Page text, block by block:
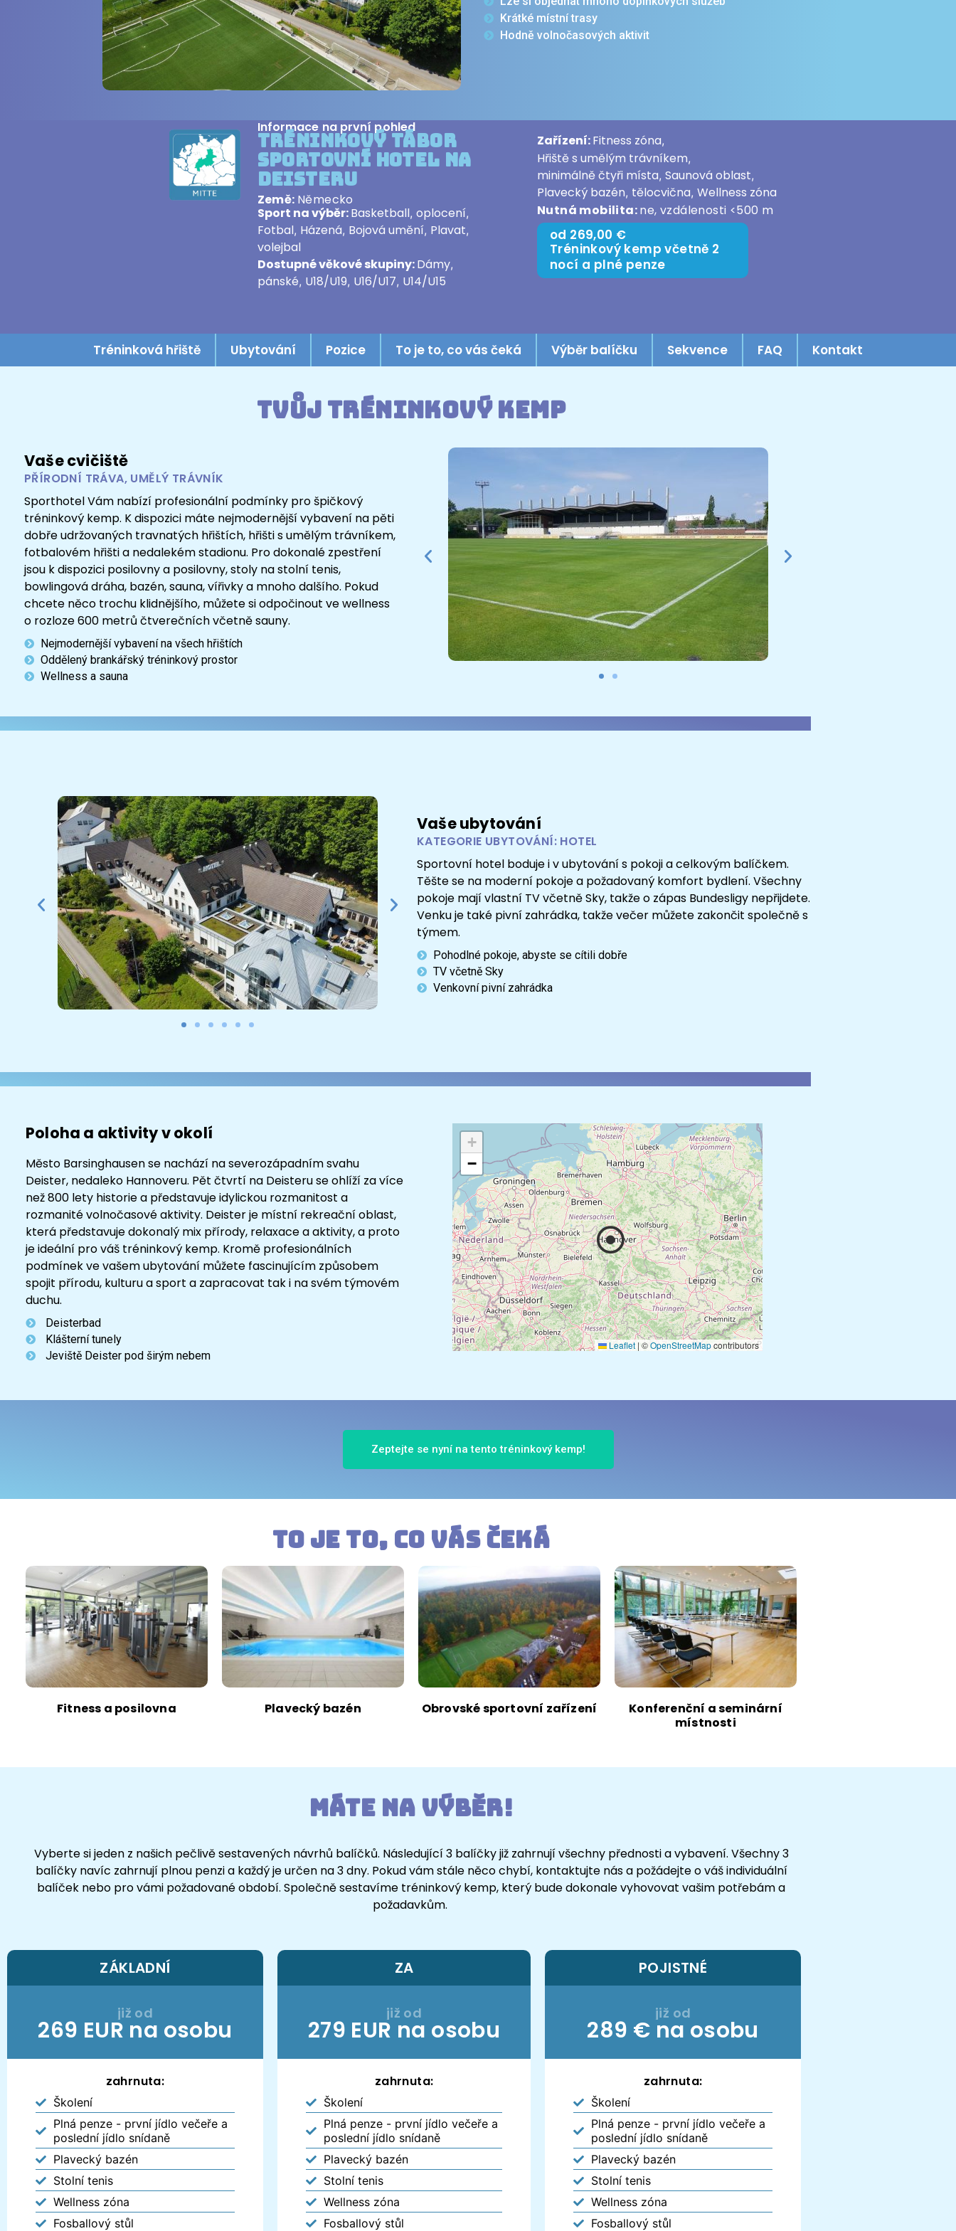
Krátké místní trasy
Hodně volnočasových aktivit
Informace na první pohled
Tréninkový tábor
Sportovní hotel na
Deisteru
Země: Německo
Sport na výběr:Basketball, oplocení,
Fotbal, Házená, Bojová umění, Plavat,
volejbal
Dostupné věkové skupiny:Dámy,
pánské, U18/U19, U16/U17, U14/U15
Zařízení:Fitness zóna,
Hřiště s umělým trávníkem,
minimálně čtyři místa, Saunová oblast,
Plavecký bazén, tělocvična, Wellness zóna
Nutná mobilita:ne, vzdálenosti <500 m
od 269,00 €
Tréninkový kemp včetně 2
nocí a plné penze
Tréninková hřiště Ubytování Pozice To je to, co vás čeká Výběr balíčku Sekvence FAQ Kontakt
Tvůj tréninkový kemp
Vaše cvičiště
PŘÍRODNÍ TRÁVA, UMĚLÝ TRÁVNÍK
Sporthotel Vám nabízí profesionální podmínky pro špičkový
tréninkový kemp. K dispozici máte nejmodernější vybavení na pěti
dobře udržovaných travnatých hřištích, hřišti s umělým trávníkem,
fotbalovém hřišti a nedalekém stadionu. Pro dokonalé zpestření
jsou k dispozici posilovny a posilovny, stoly na stolní tenis,
bowlingová dráha, bazén, sauna, vířivky a mnoho dalšího. Pokud
chcete něco trochu klidnějšího, můžete si odpočinout ve wellness
o rozloze 600 metrů čtverečních včetně sauny.
Nejmodernější vybavení na všech hřištích
Oddělený brankářský tréninkový prostor
Wellness a sauna
Vaše ubytování
KATEGORIE UBYTOVÁNÍ: HOTEL
Sportovní hotel boduje i v ubytování s pokoji a celkovým balíčkem.
Těšte se na moderní pokoje a požadovaný komfort bydlení. Všechny
pokoje mají vlastní TV včetně Sky, takže o zápas Bundesligy nepřijdete.
Venku je také pivní zahrádka, takže večer můžete zakončit společně s
týmem.
Pohodlné pokoje, abyste se cítili dobře
TV včetně Sky
Venkovní pivní zahrádka
Poloha a aktivity v okolí
Město Barsinghausen se nachází na severozápadním svahu
Deister, nedaleko Hannoveru. Pět čtvrtí na Deisteru se ohlíží za více
než 800 lety historie a představuje idylickou rozmanitost a
rozmanité volnočasové aktivity. Deister je místní rekreační oblast,
která představuje dokonalý mix přírody, relaxace a aktivity, a proto
je ideální pro váš tréninkový kemp. Kromě profesionálních
podmínek ve vašem ubytování můžete fascinujícím způsobem
spojit přírodu, kulturu a sport a zapracovat tak i na svém týmovém
duchu.
Deisterbad
Klášterní tunely
Jeviště Deister pod širým nebem
+
−
Leaflet | ©OpenStreetMapcontributors
Zeptejte se nyní na tento tréninkový kemp!
To je to, co vás čeká
Fitness a posilovna Plavecký bazén Obrovské sportovní zařízení
Konferenční a seminární
místnosti
Máte na výběr!
Vyberte si jeden z našich pečlivě sestavených návrhů balíčků. Následující 3 balíčky již zahrnují všechny přednosti a vybavení. Všechny 3
balíčky navíc zahrnují plnou penzi a každý je určen na 3 dny. Pokud vám stále něco chybí, kontaktujte nás a požádejte o váš individuální
balíček nebo pro vámi požadované období. Společně sestavíme tréninkový kemp, který bude dokonale vyhovovat vašim potřebám a
požadavkům.
ZÁKLADNÍ
již od
269 EUR na osobu
zahrnuta:
Školení
Plná penze - první jídlo večeře a
poslední jídlo snídaně
Plavecký bazén
Stolní tenis
Wellness zóna
Fosballový stůl
ZA
již od
279 EUR na osobu
zahrnuta:
Školení
Plná penze - první jídlo večeře a
poslední jídlo snídaně
Plavecký bazén
Stolní tenis
Wellness zóna
Fosballový stůl
POJISTNÉ
již od
289 € na osobu
zahrnuta:
Školení
Plná penze - první jídlo večeře a
poslední jídlo snídaně
Plavecký bazén
Stolní tenis
Wellness zóna
Fosballový stůl